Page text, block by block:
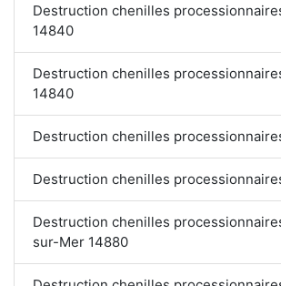
Destruction chenilles
14840
Destruction chenilles
14840
Destruction chenilles
Destruction chenilles
Destruction chenilles
sur-Mer 14880